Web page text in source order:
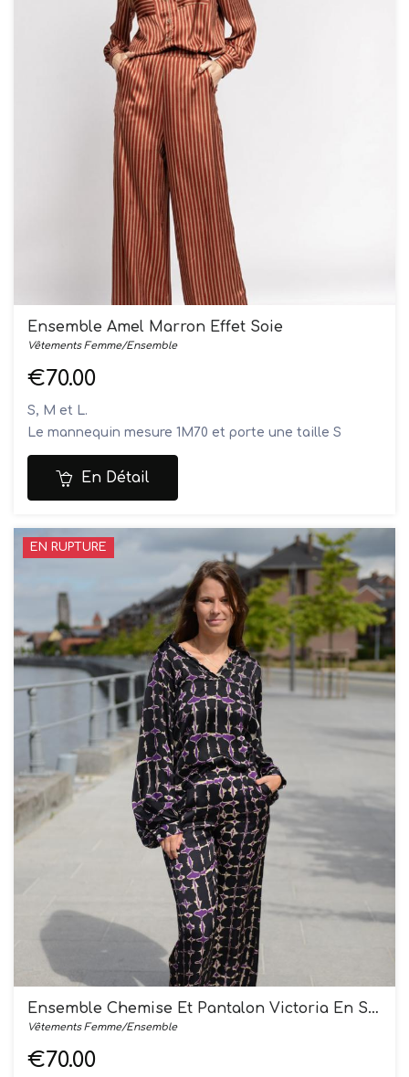
Ensemble Amel Marron Effet Soie
Vêtements Femme/Ensemble
€70.00
S, M et L.
Le mannequin mesure 1M70 et porte une taille S
Composition: 100% polyester
Lavage en machine à 30°
En Détail
EN RUPTURE
Ensemble Chemise Et Pantalon Victoria En Satin
Vêtements Femme/Ensemble
€70.00